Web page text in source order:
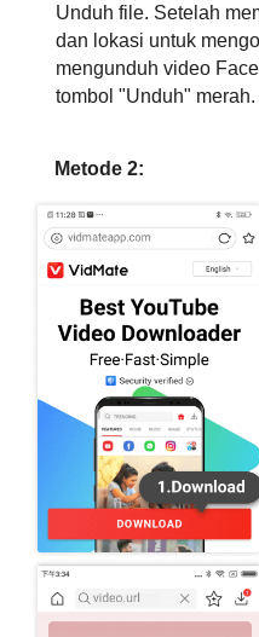
Unduh file. Setelah
dan lokasi untuk
mengunduh video
tombol "Unduh" merah.
Metode 2: